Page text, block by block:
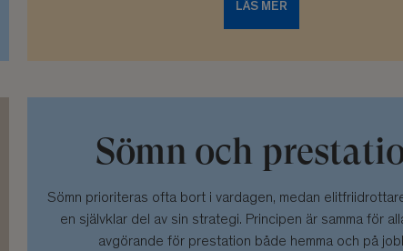
LÄS MER
Sömn och
Sömn prioriteras ofta bort i vardagen, medan
en självklar del av sin strategi. Principen är samma för
avgörande för prestation både hemma och på